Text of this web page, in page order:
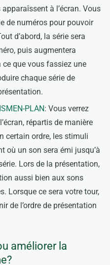
à l’écran. Vous
de numéros pour pouvoir
d’abord, la série sera
puis augmentera
ce que vous fassiez une
chaque série de
PLAN: Vous verrez
répartis de manière
certain ordre, les stimuli
où un son sera émi jusqu’à
Lors de la présentation,
aussi bien aux sons
Lorsque ce sera votre tour,
de l’ordre de présentation
améliorer la